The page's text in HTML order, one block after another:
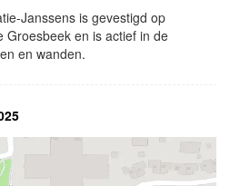
Janssens is gevestigd op
en is actief in de
en wanden.